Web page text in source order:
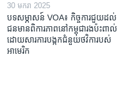
30 មករា 2025
បទសម្ភាសន៍ VOA៖ កិច្ចការ​ជួយ​ដល់​
ជន​មាន​ពិការភាព​នៅកម្ពុជា​រង​ប៉ះពាល់​
ដោយសារ​ការ​បង្កក​ជំនួយ​ថវិកា​របស់​
អាមេរិក